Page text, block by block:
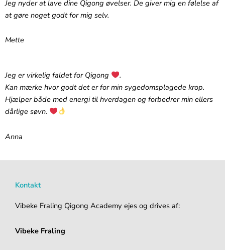
Jeg nyder at lave dine Qigong øvelser. De giver mig en følelse af
at gøre noget godt for mig selv.
Mette
Jeg er virkelig faldet for Qigong
.‬
‪Kan mærke hvor godt det er for min sygedomsplagede krop.
Hjælper både med energi til hverdagen og forbedrer min ellers
dårlige søvn.
Anna
Kontakt
Vibeke Fraling Qigong Academy ejes og drives af:
Vibeke Fraling